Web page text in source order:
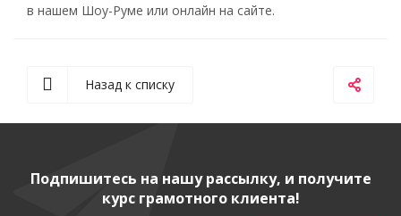
в нашем Шоу-Руме или онлайн на сайте.
Назад к списку
Подпишитесь на нашу рассылку, и получите
курс грамотного клиента!